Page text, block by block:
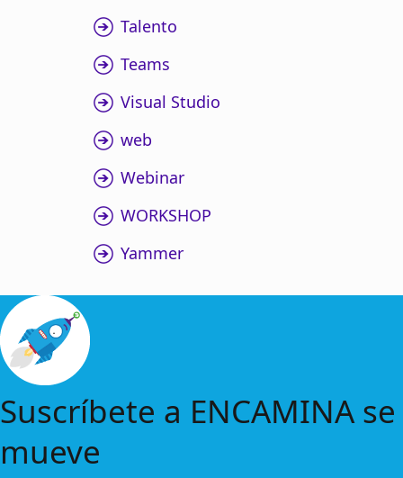
Talento
Teams
Visual Studio
web
Webinar
WORKSHOP
Yammer
Suscríbete a ENCAMINA se
mueve